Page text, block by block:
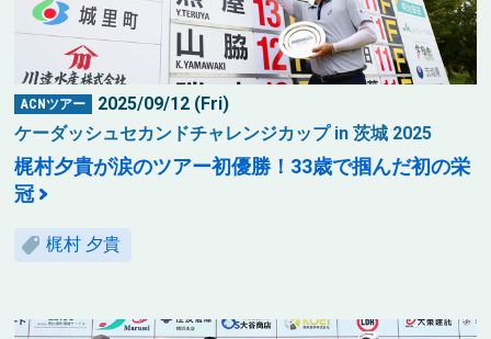
ACNツアー
2025/09/12 (Fri)
ケーダッシュセカンドチャレンジカップ in 茨城 2025
梶村夕貴が涙のツアー初優勝！33歳で掴んだ初の栄
冠
梶村 夕貴